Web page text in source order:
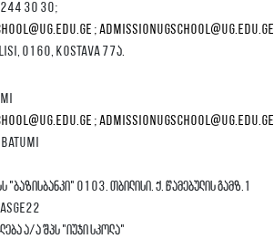
30 30;
; admissionugschool@ug.edu.ge
0160, Kostava 77ა.
; admissionugschool@ug.edu.ge
"ბაზისბანკი" 0103. თბილისი. ქ. წამებულის გამზ.1
ა/ა შპს "იუჯი სკოლა"